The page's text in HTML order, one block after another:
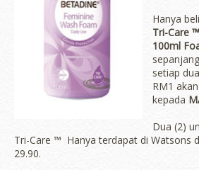
Hanya
Tri-Care
100ml
setiap
RM1
kepada
Dua (2)
Tri-Care ™ Hanya terdapat di Watsons
29.90.